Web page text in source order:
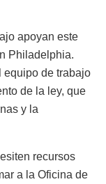
apoyan este
Philadelphia.
equipo de trabajo
de la ley, que
y la
recursos
a la Oficina de